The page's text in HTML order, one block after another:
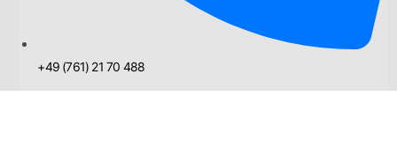
+49 (761) 21 70 488